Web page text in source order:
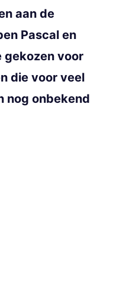
aan de
Pascal en
gekozen voor
die voor veel
nog onbekend